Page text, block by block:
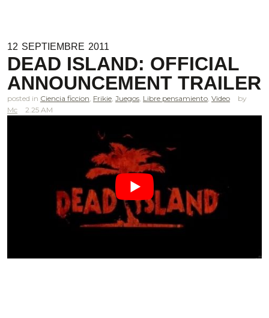
12 SEPTIEMBRE 2011
DEAD ISLAND: OFFICIAL
ANNOUNCEMENT TRAILER
posted in Ciencia ficcion Frikie Juegos Libre pensamiento Video
Mc
2.25 AM